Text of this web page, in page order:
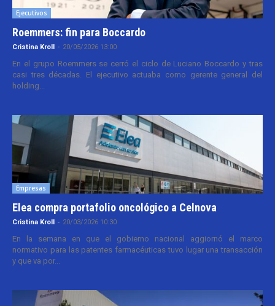
Ejecutivos
Roemmers: fin para Boccardo
Cristina Kroll - 20/05/2026 13:00
En el grupo Roemmers se cerró el ciclo de Luciano Boccardo y tras
casi tres décadas. El ejecutivo actuaba como gerente general del
holding...
Empresas
Elea compra portafolio oncológico a Celnova
Cristina Kroll - 20/03/2026 10:30
En la semana en que el gobierno nacional aggiornó el marco
normativo para las patentes farmacéuticas tuvo lugar una transacción
y que va por...